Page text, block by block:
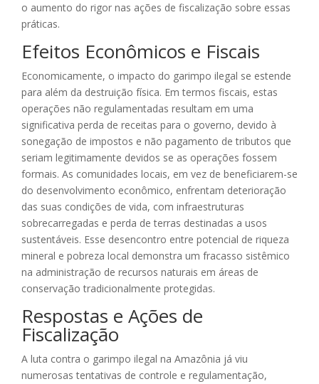
o aumento do rigor nas ações de fiscalização sobre essas
práticas.
Efeitos Econômicos e Fiscais
Economicamente, o impacto do garimpo ilegal se estende
para além da destruição física. Em termos fiscais, estas
operações não regulamentadas resultam em uma
significativa perda de receitas para o governo, devido à
sonegação de impostos e não pagamento de tributos que
seriam legitimamente devidos se as operações fossem
formais. As comunidades locais, em vez de beneficiarem-se
do desenvolvimento econômico, enfrentam deterioração
das suas condições de vida, com infraestruturas
sobrecarregadas e perda de terras destinadas a usos
sustentáveis. Esse desencontro entre potencial de riqueza
mineral e pobreza local demonstra um fracasso sistêmico
na administração de recursos naturais em áreas de
conservação tradicionalmente protegidas.
Respostas e Ações de
Fiscalização
A luta contra o garimpo ilegal na Amazônia já viu
numerosas tentativas de controle e regulamentação,